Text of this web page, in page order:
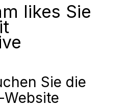
likes Sie
Sie die
Website